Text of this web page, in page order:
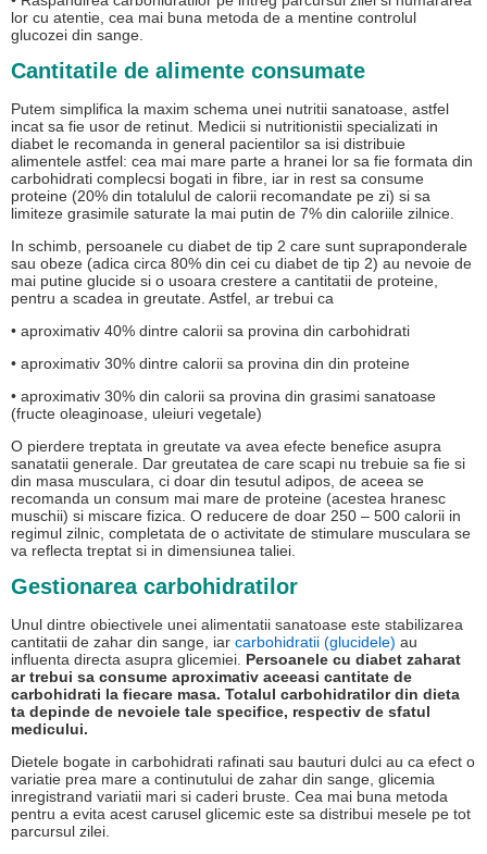
lor cu atentie, cea mai buna metoda de a mentine controlul
glucozei din sange.
Cantitatile de alimente consumate
Putem simplifica la maxim schema unei nutritii sanatoase, astfel
incat sa fie usor de retinut. Medicii si nutritionistii specializati in
diabet le recomanda in general pacientilor sa isi distribuie
alimentele astfel: cea mai mare parte a hranei lor sa fie formata din
carbohidrati complecsi bogati in fibre, iar in rest sa consume
proteine (20% din totalulul de calorii recomandate pe zi) si sa
limiteze grasimile saturate la mai putin de 7% din caloriile zilnice.
In schimb, persoanele cu diabet de tip 2 care sunt supraponderale
sau obeze (adica circa 80% din cei cu diabet de tip 2) au nevoie de
mai putine glucide si o usoara crestere a cantitatii de proteine,
pentru a scadea in greutate. Astfel, ar trebui ca
• aproximativ 40% dintre calorii sa provina din carbohidrati
• aproximativ 30% dintre calorii sa provina din din proteine
• aproximativ 30% din calorii sa provina din grasimi sanatoase
(fructe oleaginoase, uleiuri vegetale)
O pierdere treptata in greutate va avea efecte benefice asupra
sanatatii generale. Dar greutatea de care scapi nu trebuie sa fie si
din masa musculara, ci doar din tesutul adipos, de aceea se
recomanda un consum mai mare de proteine (acestea hranesc
muschii) si miscare fizica. O reducere de doar 250 – 500 calorii in
regimul zilnic, completata de o activitate de stimulare musculara se
va reflecta treptat si in dimensiunea taliei.
Gestionarea carbohidratilor
Unul dintre obiectivele unei alimentatii sanatoase este stabilizarea
cantitatii de zahar din sange, iar carbohidratii (glucidele) au
influenta directa asupra glicemiei. Persoanele cu diabet zaharat
ar trebui sa consume aproximativ aceeasi cantitate de
carbohidrati la fiecare masa. Totalul carbohidratilor din dieta
ta depinde de nevoiele tale specifice, respectiv de sfatul
medicului.
Dietele bogate in carbohidrati rafinati sau bauturi dulci au ca efect o
variatie prea mare a continutului de zahar din sange, glicemia
inregistrand variatii mari si caderi bruste. Cea mai buna metoda
pentru a evita acest carusel glicemic este sa distribui mesele pe tot
parcursul zilei.